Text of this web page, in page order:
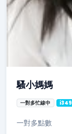
騷小媽媽
一對多忙線中 i349
一對多點數